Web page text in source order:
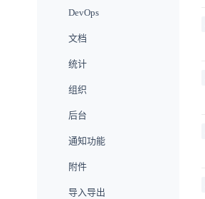
DevOps
文档
统计
组织
后台
通知功能
附件
导入导出